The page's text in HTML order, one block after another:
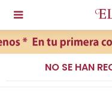

NO SE HAN